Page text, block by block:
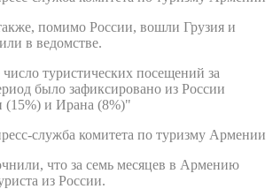
помимо России, вошли Грузия и
в ведомстве.
туристических посещений за
было зафиксировано из России
(15%) и Ирана (8%)"
служба комитета по туризму Армении
что за семь месяцев в Армению
из России.